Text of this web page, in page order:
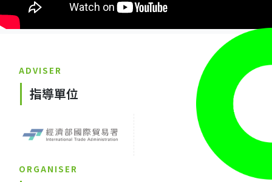
ADVISER
指導單位
ORGANISER